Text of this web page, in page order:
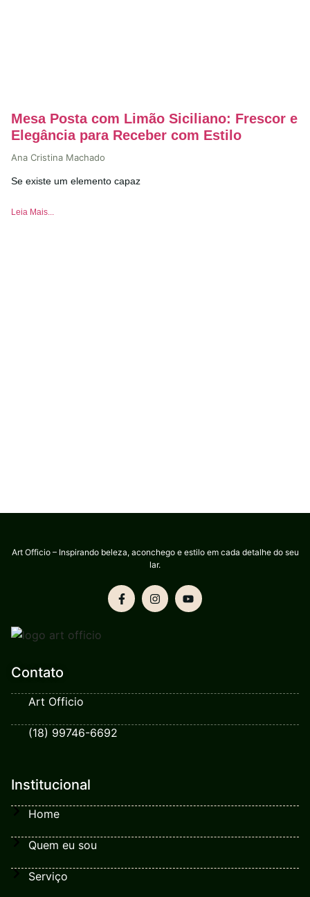
Mesa Posta com Limão Siciliano: Frescor e
Elegância para Receber com Estilo
Ana Cristina Machado
Se existe um elemento capaz
Leia Mais...
Art Officio – Inspirando beleza, aconchego e estilo em cada detalhe do seu
lar.
Contato
Art Officio
(18) 99746-6692
Institucional
Home
Quem eu sou
Serviço